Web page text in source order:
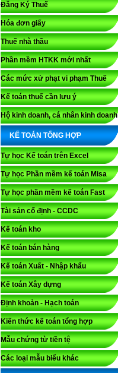
Đăng Ký Thuế
Hóa đơn giấy
Thuế nhà thầu
Phần mềm HTKK mới nhất
Các mức xử phạt vi phạm Thuế
Kế toán thuế cần lưu ý
Hộ kinh doanh, cá nhân kinh doanh
KẾ TOÁN TỔNG HỢP
Tự học Kế toán trên Excel
Tự học Phần mềm kế toán Misa
Tự học phần mềm kế toán Fast
Tài sản cố định - CCDC
Kế toán kho
Kế toán bán hàng
Kế toán Xuất - Nhập khẩu
Kế toán Xây dựng
Định khoản - Hạch toán
Kiến thức kế toán tổng hợp
Mẫu chứng từ tiền tệ
Các loại mẫu biểu khác